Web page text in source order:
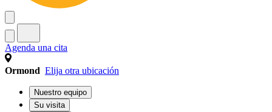
Agenda una cita
Ormond Elija otra ubicación
Nuestro equipo
Su visita